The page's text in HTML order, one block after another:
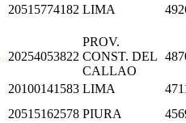
20515774182 LIMA
20254053822
PROV.
CONST. DEL
CALLAO
20100141583 LIMA
20515162578 PIURA